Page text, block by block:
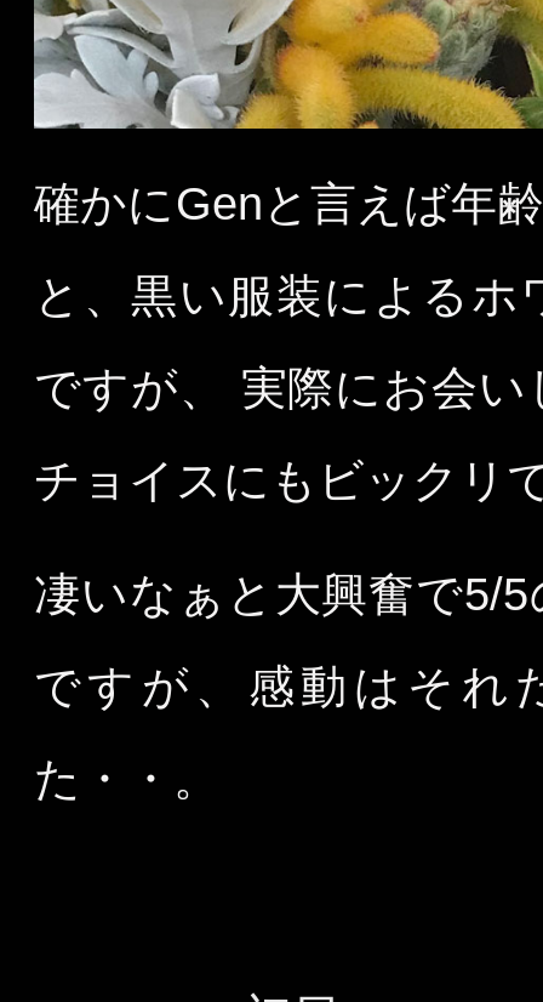
確かにGenと言えば年
と、黒い服装による
ですが、 実際にお会
チョイスにもビックリ
凄いなぁと大興奮で5/
ですが、感動はそれ
た・・。